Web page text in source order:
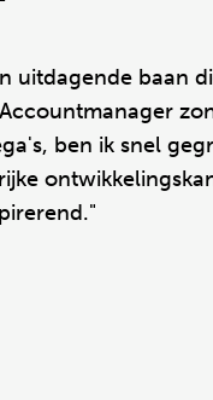
uitdagende baan
ben ik snel